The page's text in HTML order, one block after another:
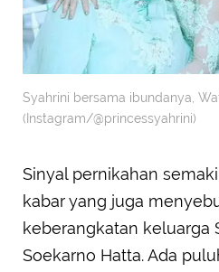
Syahrini bersama ibundanya,
(Instagram/@princessyahrini)
Sinyal pernikahan
kabar yang juga
keberangkatan keluarga
Soekarno Hatta. Ada